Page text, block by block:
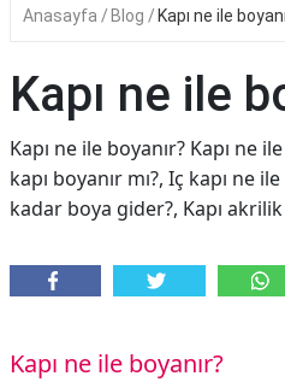
Anasayfa Blog Kapı ne ile
Kapı ne ile
Kapı ne ile boyanır? Kapı ne
kapı boyanır mı?, Iç kapı ne
kadar boya gider?, Kapı
Kapı ne ile boyanır?